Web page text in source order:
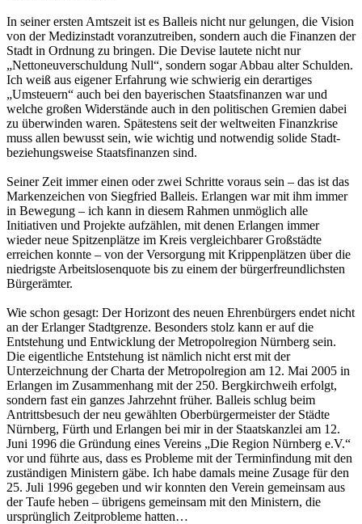
In seiner ersten Amtszeit ist es Balleis nicht nur gelungen, die Vision
von der Medizinstadt voranzutreiben, sondern auch die Finanzen der
Stadt in Ordnung zu bringen. Die Devise lautete nicht nur
„Nettoneuverschuldung Null“, sondern sogar Abbau alter Schulden.
Ich weiß aus eigener Erfahrung wie schwierig ein derartiges
„Umsteuern“ auch bei den bayerischen Staatsfinanzen war und
welche großen Widerstände auch in den politischen Gremien dabei
zu überwinden waren. Spätestens seit der weltweiten Finanzkrise
muss allen bewusst sein, wie wichtig und notwendig solide Stadt-
beziehungsweise Staatsfinanzen sind.
Seiner Zeit immer einen oder zwei Schritte voraus sein – das ist das
Markenzeichen von Siegfried Balleis. Erlangen war mit ihm immer
in Bewegung – ich kann in diesem Rahmen unmöglich alle
Initiativen und Projekte aufzählen, mit denen Erlangen immer
wieder neue Spitzenplätze im Kreis vergleichbarer Großstädte
erreichen konnte – von der Versorgung mit Krippenplätzen über die
niedrigste Arbeitslosenquote bis zu einem der bürgerfreundlichsten
Bürgerämter.
Wie schon gesagt: Der Horizont des neuen Ehrenbürgers endet nicht
an der Erlanger Stadtgrenze. Besonders stolz kann er auf die
Entstehung und Entwicklung der Metropolregion Nürnberg sein.
Die eigentliche Entstehung ist nämlich nicht erst mit der
Unterzeichnung der Charta der Metropolregion am 12. Mai 2005 in
Erlangen im Zusammenhang mit der 250. Bergkirchweih erfolgt,
sondern fast ein ganzes Jahrzehnt früher. Balleis schlug beim
Antrittsbesuch der neu gewählten Oberbürgermeister der Städte
Nürnberg, Fürth und Erlangen bei mir in der Staatskanzlei am 12.
Juni 1996 die Gründung eines Vereins „Die Region Nürnberg e.V.“
vor und führte aus, dass es Probleme mit der Terminfindung mit den
zuständigen Ministern gäbe. Ich habe damals meine Zusage für den
25. Juli 1996 gegeben und wir konnten den Verein gemeinsam aus
der Taufe heben – übrigens gemeinsam mit den Ministern, die
ursprünglich Zeitprobleme hatten…